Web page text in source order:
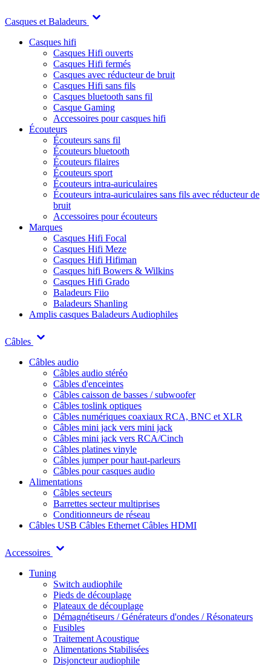
Casques et Baladeurs
Casques hifi
Casques Hifi ouverts
Casques Hifi fermés
Casques avec réducteur de bruit
Casques Hifi sans fils
Casques bluetooth sans fil
Casque Gaming
Accessoires pour casques hifi
Écouteurs
Écouteurs sans fil
Écouteurs bluetooth
Écouteurs filaires
Écouteurs sport
Écouteurs intra-auriculaires
Écouteurs intra-auriculaires sans fils avec réducteur de
bruit
Accessoires pour écouteurs
Marques
Casques Hifi Focal
Casques Hifi Meze
Casques Hifi Hifiman
Casques hifi Bowers & Wilkins
Casques Hifi Grado
Baladeurs Fiio
Baladeurs Shanling
Amplis casques Baladeurs Audiophiles
Câbles
Câbles audio
Câbles audio stéréo
Câbles d'enceintes
Câbles caisson de basses / subwoofer
Câbles toslink optiques
Câbles numériques coaxiaux RCA, BNC et XLR
Câbles mini jack vers mini jack
Câbles mini jack vers RCA/Cinch
Câbles platines vinyle
Câbles jumper pour haut-parleurs
Câbles pour casques audio
Alimentations
Câbles secteurs
Barrettes secteur multiprises
Conditionneurs de réseau
Câbles USB Câbles Ethernet Câbles HDMI
Accessoires
Tuning
Switch audiophile
Pieds de découplage
Plateaux de découplage
Démagnétiseurs / Générateurs d'ondes / Résonateurs
Fusibles
Traitement Acoustique
Alimentations Stabilisées
Disjoncteur audiophile